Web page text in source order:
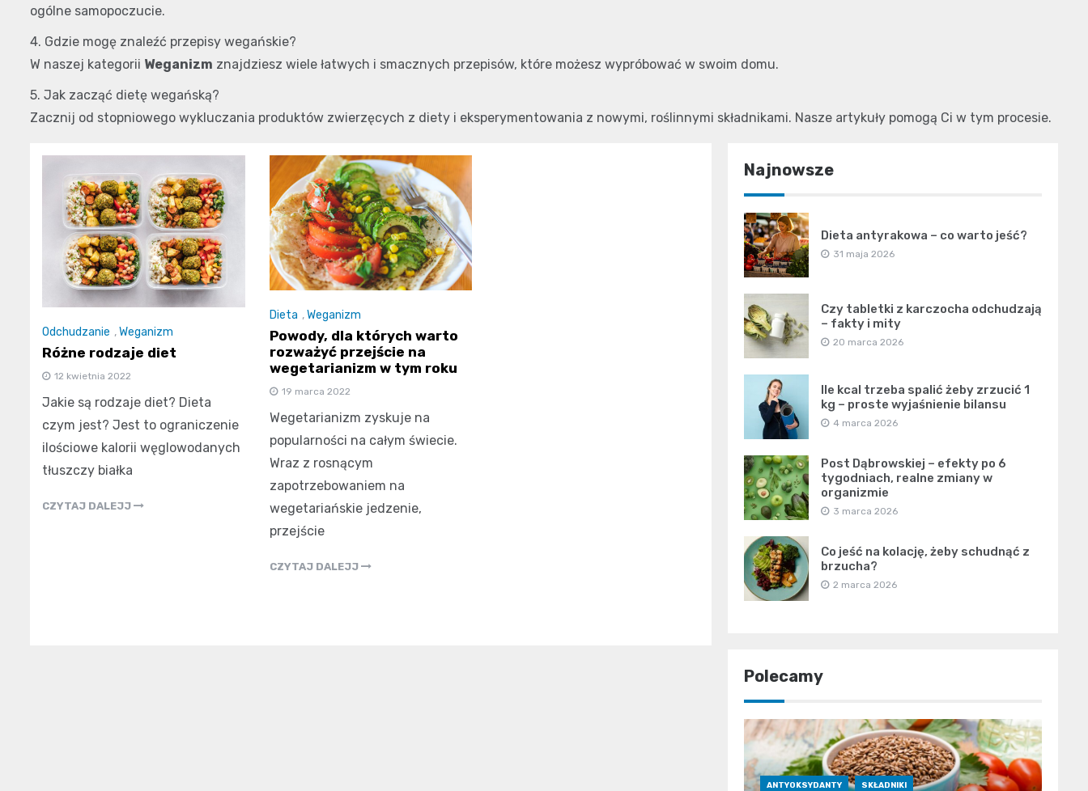
ogólne samopoczucie.
4. Gdzie mogę znaleźć przepisy wegańskie?
W naszej kategorii Weganizm znajdziesz wiele łatwych i smacznych przepisów, które możesz wypróbować w swoim domu.
5. Jak zacząć dietę wegańską?
Zacznij od stopniowego wykluczania produktów zwierzęcych z diety i eksperymentowania z nowymi, roślinnymi składnikami. Nasze artykuły pomogą Ci w tym procesie.
Odchudzanie ,Weganizm
Różne rodzaje diet
12 kwietnia 2022
Jakie są rodzaje diet? Dieta
czym jest? Jest to ograniczenie
ilościowe kalorii węglowodanych
tłuszczy białka
CZYTAJ DALEJJ
Dieta ,Weganizm
Powody, dla których warto
rozważyć przejście na
wegetarianizm w tym roku
19 marca 2022
Wegetarianizm zyskuje na
popularności na całym świecie.
Wraz z rosnącym
zapotrzebowaniem na
wegetariańskie jedzenie,
przejście
CZYTAJ DALEJJ
Najnowsze
Dieta antyrakowa – co warto jeść?
31 maja 2026
Czy tabletki z karczocha odchudzają
– fakty i mity
20 marca 2026
Ile kcal trzeba spalić żeby zrzucić 1
kg – proste wyjaśnienie bilansu
4 marca 2026
Post Dąbrowskiej – efekty po 6
tygodniach, realne zmiany w
organizmie
3 marca 2026
Co jeść na kolację, żeby schudnąć z
brzucha?
2 marca 2026
Polecamy
ANTYOKSYDANTY SKŁADNIKI